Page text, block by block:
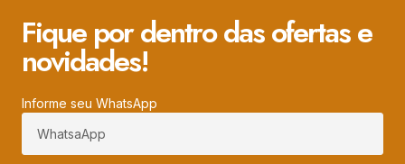
Fique por dentro das ofertas e
novidades!
Informe seu WhatsApp